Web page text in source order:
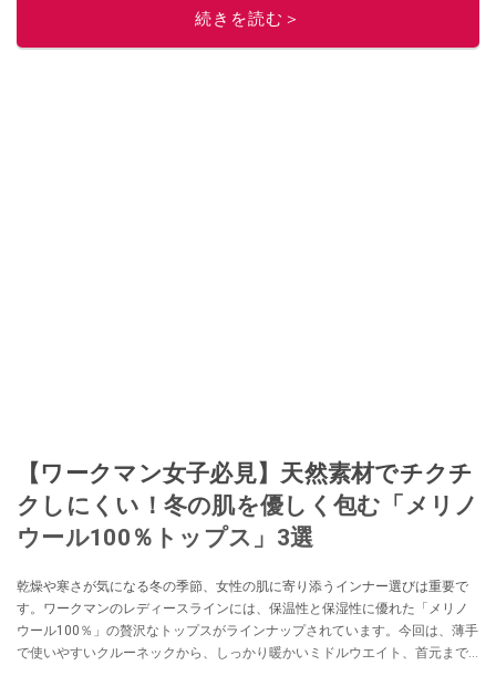
このイチオシストの他の記事を読む
続きを読む＞
【ワークマン女子必見】天然素材でチクチ
クしにくい！冬の肌を優しく包む「メリノ
ウール100％トップス」3選
乾燥や寒さが気になる冬の季節、女性の肌に寄り添うインナー選びは重要で
す。ワークマンのレディースラインには、保温性と保湿性に優れた「メリノ
ウール100％」の贅沢なトップスがラインナップされています。今回は、薄手
で使いやすいクルーネックから、しっかり暖かいミドルウエイト、首元まで